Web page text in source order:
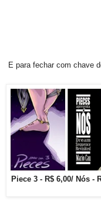
E para fechar com chave
Piece 3 - R$ 6,00/ Nós -